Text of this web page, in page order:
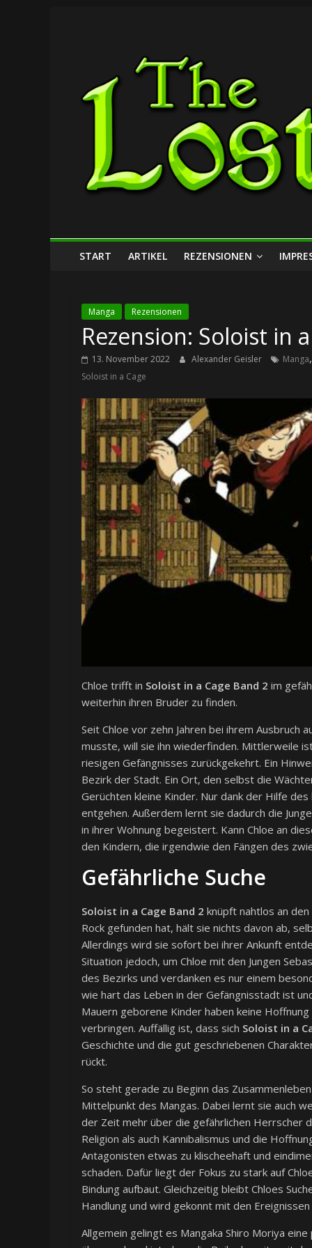
Lost
Dungeon
START ARTIKEL REZENSIONEN
Manga Rezensionen
Rezension: Soloist in
13. November 2022 Alexander Geisler Manga
Soloist in a Cage
Chloe trifft in Soloist in a Cage Band 2 im
weiterhin ihren Bruder zu finden.
Seit Chloe vor zehn Jahren bei ihrem Ausbruch
musste, will sie ihn wiederfinden. Mittlerweile
riesigen Gefängnisses zurückgekehrt. Ein
Bezirk der Stadt. Ein Ort, den selbst die
Gerüchten kleine Kinder. Nur dank der Hilfe
entgehen. Außerdem lernt sie dadurch die
in ihrer Wohnung begeistert. Kann Chloe an
den Kindern, die irgendwie den Fängen des
Gefährliche Suche
Soloist in a Cage Band 2 knüpft nahtlos an
Rock gefunden hat, hält sie nichts davon ab,
Allerdings wird sie sofort bei ihrer Ankunft
Situation jedoch, um Chloe mit den Jungen
des Bezirks und verdanken es nur einem
wie hart das Leben in der Gefängnisstadt ist
Mauern geborene Kinder haben keine
verbringen. Auffällig ist, dass sich Soloist in a
Geschichte und die gut geschriebenen
rückt.
So steht gerade zu Beginn das
Mittelpunkt des Mangas. Dabei lernt sie auch
der Zeit mehr über die gefährlichen Herrscher
Religion als auch Kannibalismus und die
Antagonisten etwas zu klischeehaft und
schaden. Dafür liegt der Fokus zu stark auf
Bindung aufbaut. Gleichzeitig bleibt Chloes
Handlung und wird gekonnt mit den
Allgemein gelingt es Mangaka Shiro Moriya